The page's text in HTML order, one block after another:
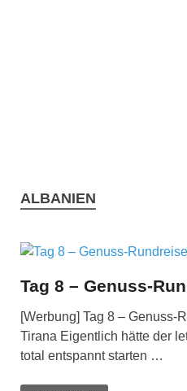
ALBANIEN
Tag 8 – Genuss-
[Werbung] Tag 8 –
Tirana Eigentlich hätte der
total entspannt starten …